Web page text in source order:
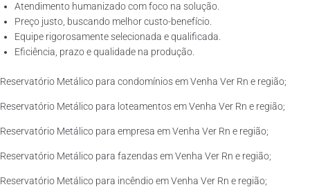
Atendimento humanizado com foco na solução.
Preço justo, buscando melhor custo-benefício.
Equipe rigorosamente selecionada e qualificada.
Eficiência, prazo e qualidade na produção.
Reservatório Metálico para condomínios em Venha Ver Rn e região;
Reservatório Metálico para loteamentos em Venha Ver Rn e região;
Reservatório Metálico para empresa em Venha Ver Rn e região;
Reservatório Metálico para fazendas em Venha Ver Rn e região;
Reservatório Metálico para incêndio em Venha Ver Rn e região;